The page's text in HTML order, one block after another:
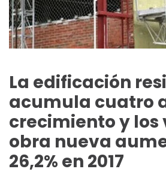
La edificación
acumula cuatro
crecimiento y los
obra nueva
26,2% en 2017